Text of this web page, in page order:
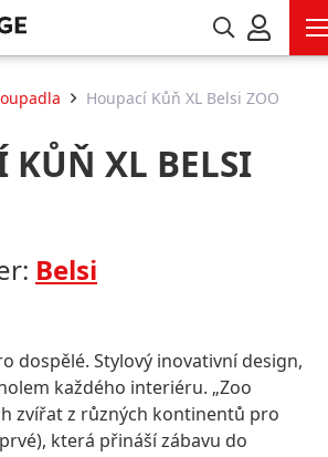
Houpací Kůň XL Belsi ZOO
KŮŇ XL BELSI
Belsi
dospělé. Stylový inovativní design,
každého interiéru. „Zoo
zvířat z různých kontinentů pro
která přináší zábavu do